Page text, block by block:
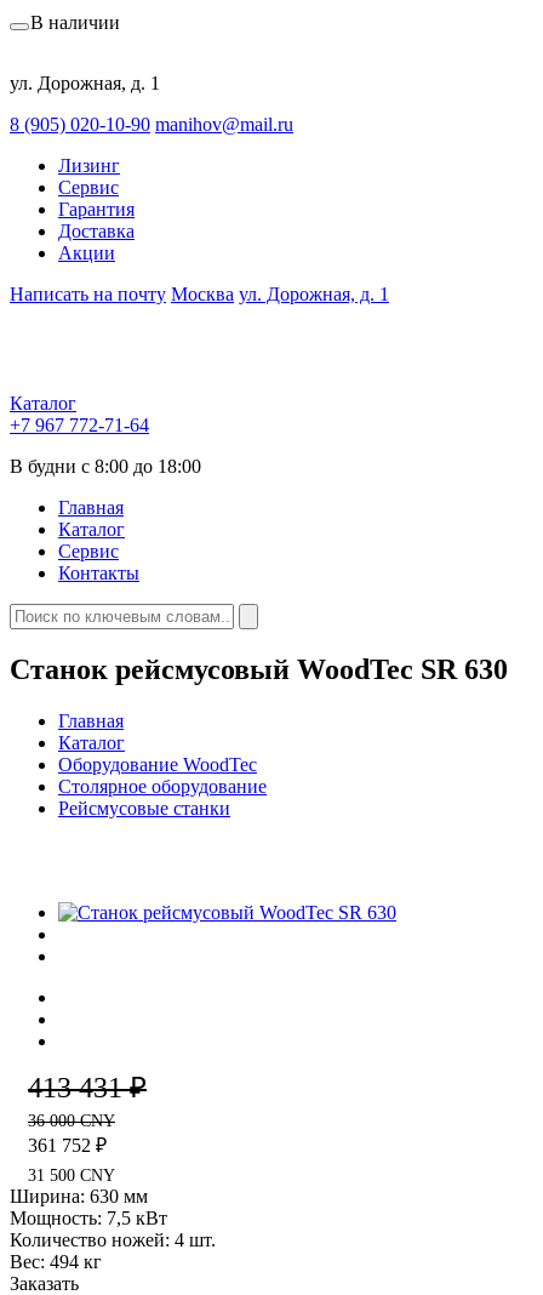
ул. Дорожная, д. 1
8 (905) 020-10-90 manihov@mail.ru
Лизинг
Сервис
Гарантия
Доставка
Акции
Написать на почту Москва ул. Дорожная, д. 1
Каталог
+7 967 772-71-64
В будни с 8:00 до 18:00
Главная
Каталог
Сервис
Контакты
Станок рейсмусовый WoodTec SR 630
Главная
Каталог
Оборудование WoodTec
Столярное оборудование
Рейсмусовые станки
В наличии
413 431 ₽
36 000 CNY
361 752 ₽
31 500 CNY
Ширина: 630 мм
Мощность: 7,5 кВт
Количество ножей: 4 шт.
Вес: 494 кг
Заказать